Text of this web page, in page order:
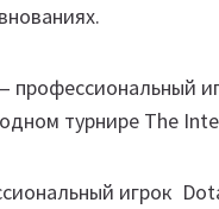
профессиональный
турнире The
игрок